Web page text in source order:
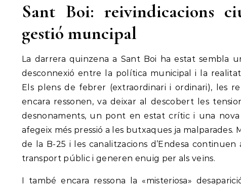
Sant Boi: reivindicacions
gestió muncipal
La darrera quinzena a Sant Boi ha estat sembla
desconnexió entre la política municipal i la
Els plens de febrer (extraordinari i ordinari), les
encara ressonen, va deixar al descobert les
desnonaments, un pont en estat crític i una
afegeix més pressió a les butxaques ja malparades.
de la B-25 i les canalitzacions d’Endesa
transport públic i generen enuig per als veïns.
I també encara ressona la «misteriosa»